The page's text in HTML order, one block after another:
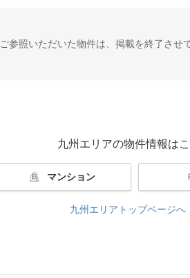
ご参照いただいた物件は、 掲載を終了させ
九州エリアの物件情報は
マンション
九州エリアトップページへ